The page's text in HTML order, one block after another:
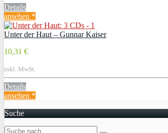
Details
ansehen *
Unter der Haut – Gunnar Kaiser
10,31 €
inkl. MwSt.
Details
ansehen *
Suche